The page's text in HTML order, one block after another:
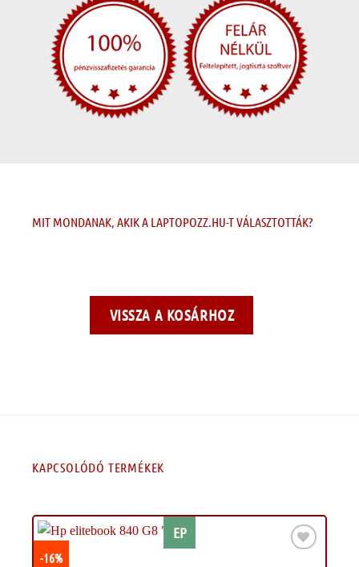
MIT MONDANAK, AKIK A LAPTOPOZZ.HU-T VÁLASZTOTTÁK?
VISSZA A KOSÁRHOZ
KAPCSOLÓDÓ TERMÉKEK
EP
-16%